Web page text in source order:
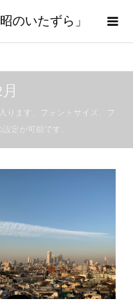
のいたずら」
ります。フォントサイズ、フ
定が可能です。